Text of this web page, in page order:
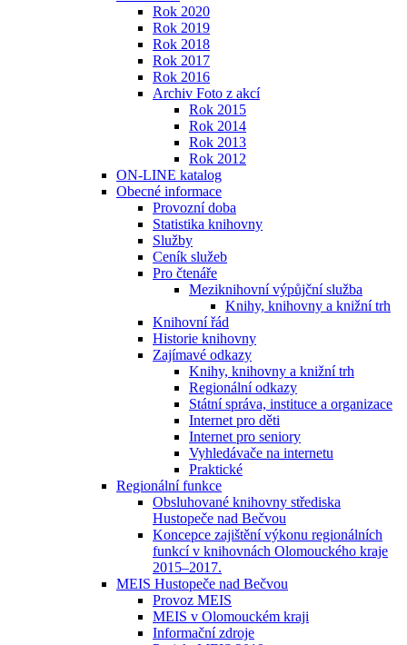
Rok 2020
Rok 2019
Rok 2018
Rok 2017
Rok 2016
Archiv Foto z akcí
Rok 2015
Rok 2014
Rok 2013
Rok 2012
ON-LINE katalog
Obecné informace
Provozní doba
Statistika knihovny
Služby
Ceník služeb
Pro čtenáře
Meziknihovní výpůjční služba
Knihy, knihovny a knižní trh
Knihovní řád
Historie knihovny
Zajímavé odkazy
Knihy, knihovny a knižní trh
Regionální odkazy
Státní správa, instituce a organizace
Internet pro děti
Internet pro seniory
Vyhledávače na internetu
Praktické
Regionální funkce
Obsluhované knihovny střediska
Hustopeče nad Bečvou
Koncepce zajištění výkonu regionálních
funkcí v knihovnách Olomouckého kraje
2015–2017.
MEIS Hustopeče nad Bečvou
Provoz MEIS
MEIS v Olomouckém kraji
Informační zdroje